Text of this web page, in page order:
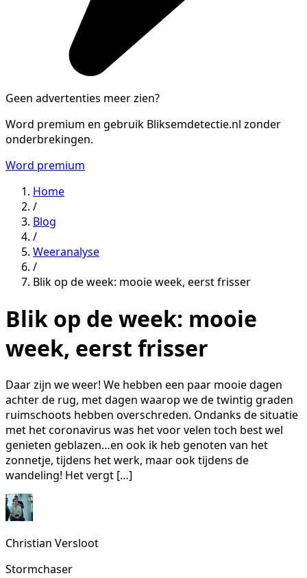
Geen advertenties meer zien?
Word premium en gebruik Bliksemdetectie.nl zonder
onderbrekingen.
Word premium
Home
/
Blog
/
Weeranalyse
/
Blik op de week: mooie week, eerst frisser
Blik op de week: mooie
week, eerst frisser
Daar zijn we weer! We hebben een paar mooie dagen
achter de rug, met dagen waarop we de twintig graden
ruimschoots hebben overschreden. Ondanks de situatie
met het coronavirus was het voor velen toch best wel
genieten geblazen…en ook ik heb genoten van het
zonnetje, tijdens het werk, maar ook tijdens de
wandeling! Het vergt […]
Christian Versloot
Stormchaser